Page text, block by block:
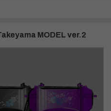
MODEL ver.2